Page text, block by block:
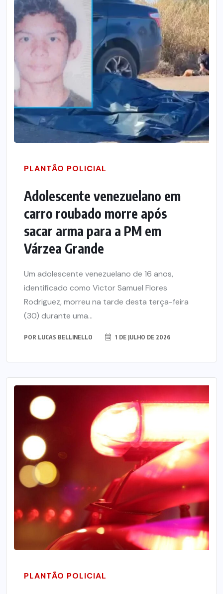
PLANTÃO POLICIAL
Adolescente venezuelano em
carro roubado morre após
sacar arma para a PM em
Várzea Grande
Um adolescente venezuelano de 16 anos,
identificado como Victor Samuel Flores
Rodriguez, morreu na tarde desta terça-feira
(30) durante uma...
POR LUCAS BELLINELLO 1 DE JULHO DE 2026
PLANTÃO POLICIAL